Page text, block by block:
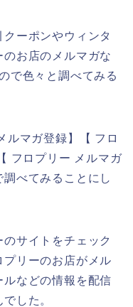
ーポンやウィンタ
お店のメルマガな
で色々と調べてみる
ルマガ登録】【 フロ
フロプリー メルマガ
べてみることにし
サイトをチェック
プリーのお店がメル
などの情報を配信
した。